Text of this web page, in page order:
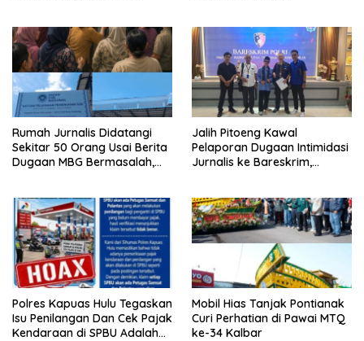
Rumah Jurnalis Didatangi
Sekitar 50 Orang Usai Berita
Dugaan MBG Bermasalah,
Jalih Pitoeng Kawal
Pelaporan Dugaan Intimidasi
Jurnalis ke Bareskrim,
Polres Kapuas Hulu Tegaskan
Isu Penilangan Dan Cek Pajak
Kendaraan di SPBU Adalah
Mobil Hias Tanjak Pontianak
Curi Perhatian di Pawai MTQ
ke-34 Kalbar